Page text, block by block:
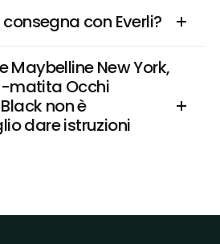
con Everli?
Maybelline New York,
-matita Occhi
non è
dare istruzioni